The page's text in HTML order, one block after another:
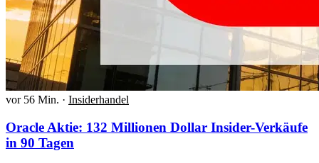
vor 56 Min. · Insiderhandel
Oracle Aktie: 132 Millionen Dollar Insider-Verkäufe
in 90 Tagen